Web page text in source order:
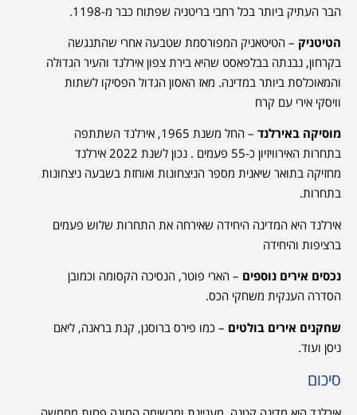
הבר העתיק ביותר בכל רחבי בריטניה שפתוח כבר מ-1198.
הטיטניק – הטיטאניק המפורסמת שטבעה אחרי שהתנגשה
בקרחון, נבנתה בבלפאסט שהיא בירת צפון אירלנד והעיר הגדולה
והמאוכלסת ביותר במדינה. מאז האסון הגדול הפסיקו לשתות
וויסקי אירי עם קרח
מוסיקה באירלנד
– החל משנת 1965, אירלנד השתתפה
בתחרות האירוויזיון כ-55 פעמים . נכון לשנת 2022 אירלנד
מחזיקה בתואר שיאנית מספר הניצחונות ואוחזת בשבעה ניצחונות
בתחרות.
אירלנד היא המדינה היחידה שאירחה את התחרות שלוש פעמים
ברציפות והיחידה
נכסים אירים נוספים – הארי פוטר, הנסיכה הקסומה וכמובן
הסדרה הענקית משחקי הכס.
שחקנים אירים בולטים – כמו פירס ברוסנן, קנת בראנה, ליאם
ניסן ועוד.
סיכום